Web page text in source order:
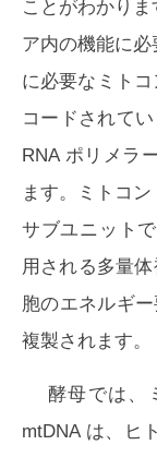
ことがわかり
ア内の機能に
に必要なミト
コードされて
RNA ポリメラ
ます。ミトコ
サブユニット
用される多量
胞のエネルギ
複製されます。
酵母では、
mtDNA は、ヒ